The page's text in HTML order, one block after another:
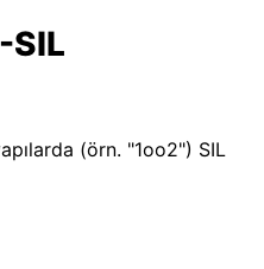
SIL
(örn. "1oo2") SIL